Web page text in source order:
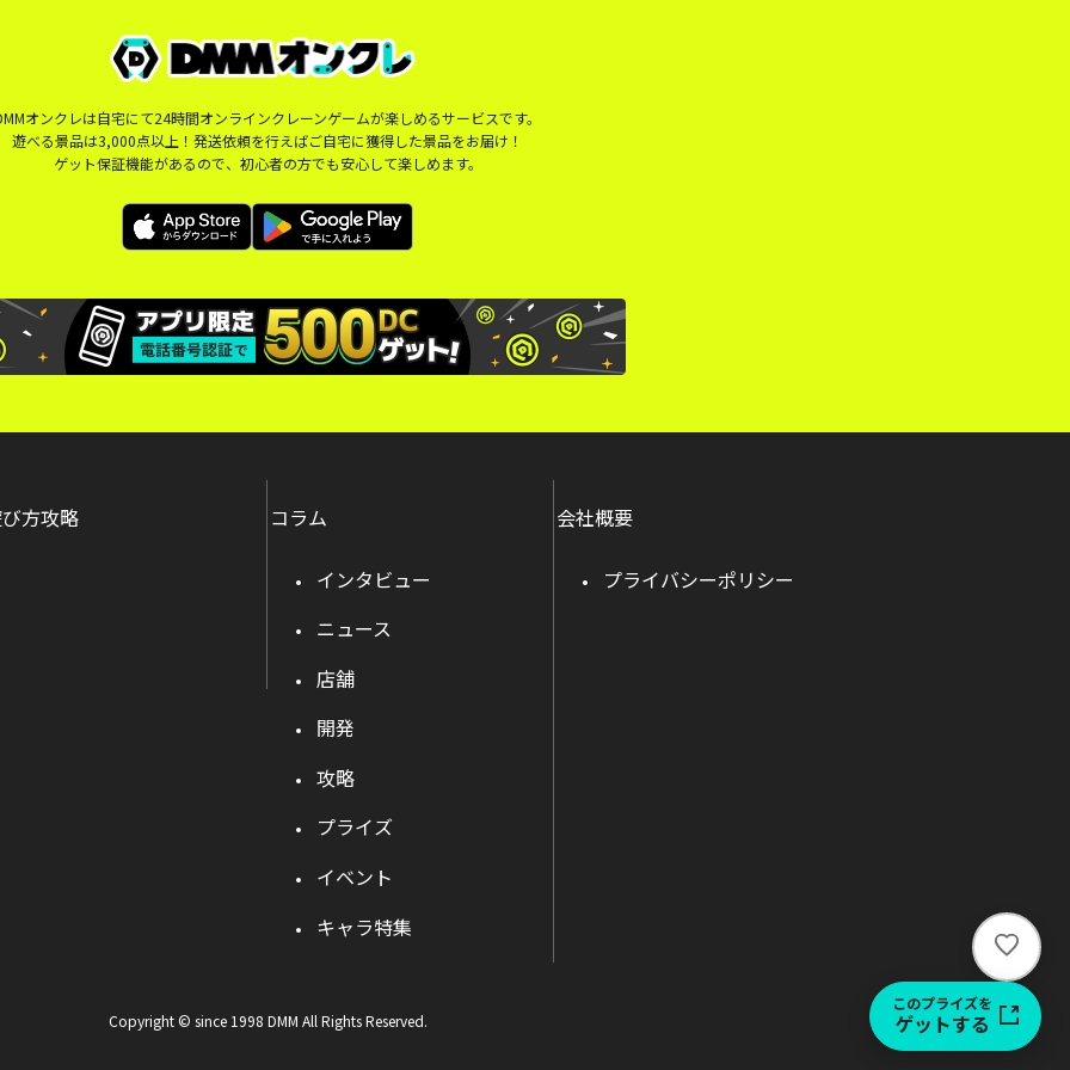
オンクレは自宅にて24時間オンラインクレーンゲームが楽しめるサービスです。
遊べる景品は3,000点以上！発送依頼を行えばご自宅に獲得した景品をお届け！
ゲット保証機能があるので、初心者の方でも安心して楽しめます。
い
ね
このプライズを
ゲットする
方攻略 コラム
インタビュー
ニュース
店舗
開発
攻略
プライズ
イベント
キャラ特集
会社概要
プライバシーポリシー
Copyright © since 1998 DMM All Rights Reserved.